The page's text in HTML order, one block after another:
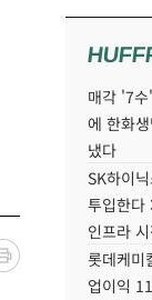
매각 '7
에 한화
냈다
SK하이
투입한다
인프라
롯데케미
업이익